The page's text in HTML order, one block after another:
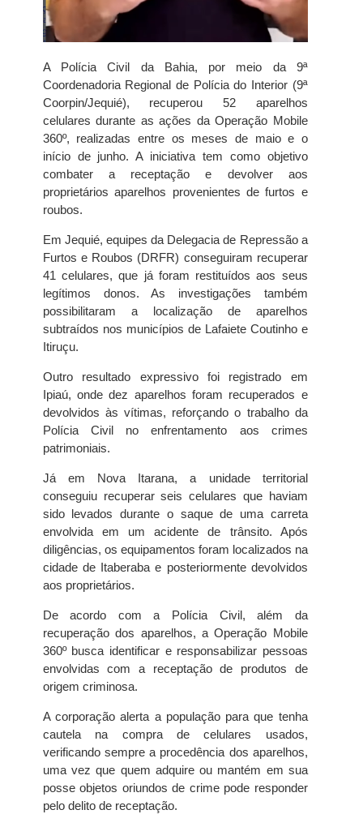
A Polícia Civil da Bahia, por meio da 9ª
Coordenadoria Regional de Polícia do Interior (9ª
Coorpin/Jequié), recuperou 52 aparelhos
celulares durante as ações da Operação Mobile
360º, realizadas entre os meses de maio e o
início de junho. A iniciativa tem como objetivo
combater a receptação e devolver aos
proprietários aparelhos provenientes de furtos e
roubos.
Em Jequié, equipes da Delegacia de Repressão a
Furtos e Roubos (DRFR) conseguiram recuperar
41 celulares, que já foram restituídos aos seus
legítimos donos. As investigações também
possibilitaram a localização de aparelhos
subtraídos nos municípios de Lafaiete Coutinho e
Itiruçu.
Outro resultado expressivo foi registrado em
Ipiaú, onde dez aparelhos foram recuperados e
devolvidos às vítimas, reforçando o trabalho da
Polícia Civil no enfrentamento aos crimes
patrimoniais.
Já em Nova Itarana, a unidade territorial
conseguiu recuperar seis celulares que haviam
sido levados durante o saque de uma carreta
envolvida em um acidente de trânsito. Após
diligências, os equipamentos foram localizados na
cidade de Itaberaba e posteriormente devolvidos
aos proprietários.
De acordo com a Polícia Civil, além da
recuperação dos aparelhos, a Operação Mobile
360º busca identificar e responsabilizar pessoas
envolvidas com a receptação de produtos de
origem criminosa.
A corporação alerta a população para que tenha
cautela na compra de celulares usados,
verificando sempre a procedência dos aparelhos,
uma vez que quem adquire ou mantém em sua
posse objetos oriundos de crime pode responder
pelo delito de receptação.